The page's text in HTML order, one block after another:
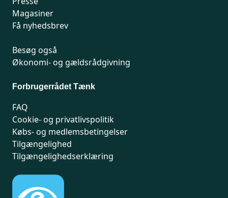
Magasiner
Få nyhedsbrev
Besøg også
Økonomi- og gældsrådgivning
Forbrugerrådet Tænk
FAQ
Cookie- og privatlivspolitik
Købs- og medlemsbetingelser
Tilgængelighed
Tilgængelighedserklæring